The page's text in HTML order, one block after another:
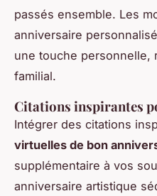
passés ensemble. Les
anniversaire
une touche personnelle,
familial.
Citations inspirantes
Intégrer des citations
virtuelles de bon
supplémentaire à vos
anniversaire artistique